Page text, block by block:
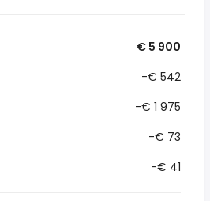
€ 5 900
-€ 542
-€ 1 975
-€ 73
-€ 41